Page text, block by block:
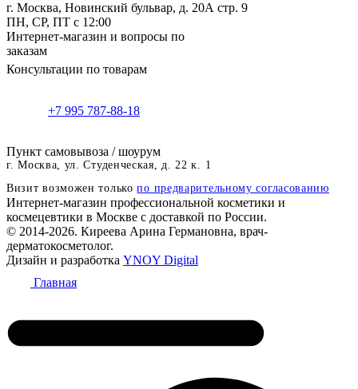
г. Москва, Новинский бульвар, д. 20А стр. 9
ПН, СР, ПТ с 12:00
Интернет-магазин и вопросы по
заказам
Консультации по товарам
+7 995 787-88-18
Пункт самовывоза / шоурум
г. Москва, ул. Студенческая, д. 22 к. 1
Визит возможен толькопо предварительному согласованию
Интернет-магазин профессиональной косметики и
космецевтики в Москве с доставкой по России.
© 2014-2026. Киреева Арина Германовна, врач-
дерматокосметолог.
Дизайн и разработка YNOY Digital
Главная